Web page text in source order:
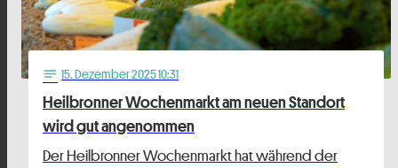
notes 15. Dezember 2025 10:31
Heilbronner Wochenmarkt am neuen Standort
wird gut angenommen
Der Heilbronner Wochenmarkt hat während der